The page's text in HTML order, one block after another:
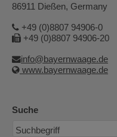
86911 Dießen, Germany
+49 (0)8807 94906-0
+49 (0)8807 94906-20
info@bayernwaage.de
www.bayernwaage.de
Suche